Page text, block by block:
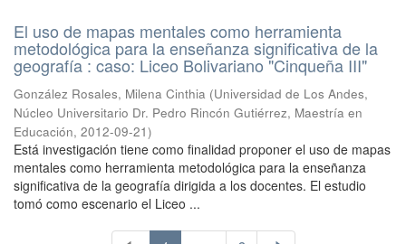
El uso de mapas mentales como herramienta
metodológica para la enseñanza significativa de la
geografía : caso: Liceo Bolivariano "Cinqueña III"
González Rosales, Milena Cinthia (Universidad de Los Andes,
Núcleo Universitario Dr. Pedro Rincón Gutiérrez, Maestría en
Educación, 2012-09-21)
Está investigación tiene como finalidad proponer el uso de mapas
mentales como herramienta metodológica para la enseñanza
significativa de la geografía dirigida a los docentes. El estudio
tomó como escenario el Liceo ...